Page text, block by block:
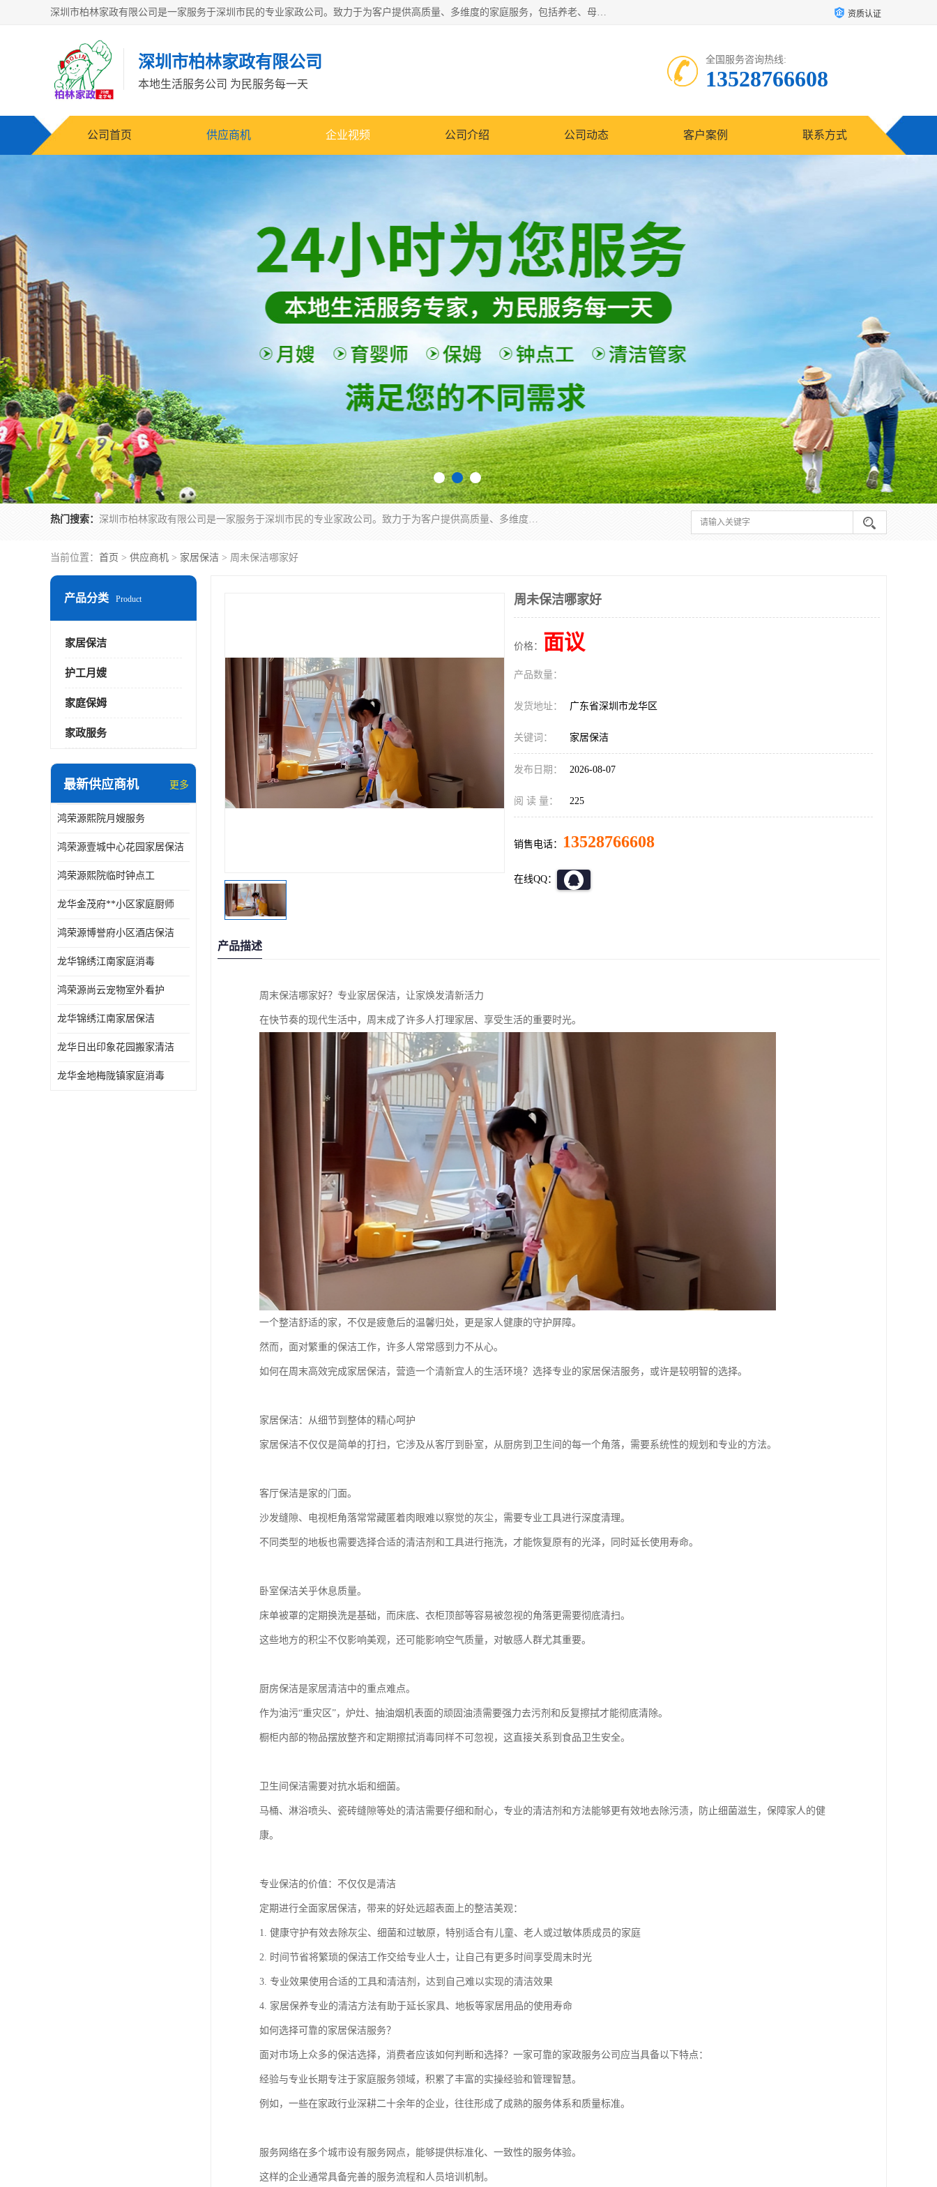
深圳市柏林家政有限公司是一家服务于深圳市民的专业家政公司。致力于为客户提供高质量、多维度的家庭服务，包括养老、母婴、月嫂育婴早教、康复理疗、家电清洗和保洁等方面的专业服务。 资质认证
深圳市柏林家政有限公司
本地生活服务公司 为民服务每一天
全国服务咨询热线:
13528766608
公司首页 供应商机 企业视频 公司介绍 公司动态 客户案例 联系方式
热门搜索： 深圳市柏林家政有限公司是一家服务于深圳市民的专业家政公司。致力于为客户提供高质量、多维度的家庭服务，包括养老、母婴、月嫂育婴早教、康复理疗、家电清洗和保洁等方面的专业服务。
当前位置： 首页 > 供应商机 > 家居保洁 > 周未保洁哪家好
产品分类 Product
家居保洁
护工月嫂
家庭保姆
家政服务
最新供应商机 更多
鸿荣源熙院月嫂服务
鸿荣源壹城中心花园家居保洁
鸿荣源熙院临时钟点工
龙华金茂府**小区家庭厨师
鸿荣源博誉府小区酒店保洁
龙华锦绣江南家庭消毒
鸿荣源尚云宠物室外看护
龙华锦绣江南家居保洁
龙华日出印象花园搬家清洁
龙华金地梅陇镇家庭消毒
周未保洁哪家好
价格： 面议
产品数量：
发货地址： 广东省深圳市龙华区
关键词： 家居保洁
发布日期： 2026-08-07
阅 读 量： 225
销售电话： 13528766608
在线QQ：
产品描述
周末保洁哪家好？专业家居保洁，让家焕发清新活力
在快节奏的现代生活中，周末成了许多人打理家居、享受生活的重要时光。
一个整洁舒适的家，不仅是疲惫后的温馨归处，更是家人健康的守护屏障。
然而，面对繁重的保洁工作，许多人常常感到力不从心。
如何在周末高效完成家居保洁，营造一个清新宜人的生活环境？选择专业的家居保洁服务，或许是较明智的选择。
家居保洁：从细节到整体的精心呵护
家居保洁不仅仅是简单的打扫，它涉及从客厅到卧室，从厨房到卫生间的每一个角落，需要系统性的规划和专业的方法。
客厅保洁是家的门面。
沙发缝隙、电视柜角落常常藏匿着肉眼难以察觉的灰尘，需要专业工具进行深度清理。
不同类型的地板也需要选择合适的清洁剂和工具进行拖洗，才能恢复原有的光泽，同时延长使用寿命。
卧室保洁关乎休息质量。
床单被罩的定期换洗是基础，而床底、衣柜顶部等容易被忽视的角落更需要彻底清扫。
这些地方的积尘不仅影响美观，还可能影响空气质量，对敏感人群尤其重要。
厨房保洁是家居清洁中的重点难点。
作为油污“重灾区”，炉灶、抽油烟机表面的顽固油渍需要强力去污剂和反复擦拭才能彻底清除。
橱柜内部的物品摆放整齐和定期擦拭消毒同样不可忽视，这直接关系到食品卫生安全。
卫生间保洁需要对抗水垢和细菌。
马桶、淋浴喷头、瓷砖缝隙等处的清洁需要仔细和耐心，专业的清洁剂和方法能够更有效地去除污渍，防止细菌滋生，保障家人的健
康。
专业保洁的价值：不仅仅是清洁
定期进行全面家居保洁，带来的好处远超表面上的整洁美观：
1. 健康守护有效去除灰尘、细菌和过敏原，特别适合有儿童、老人或过敏体质成员的家庭
2. 时间节省将繁琐的保洁工作交给专业人士，让自己有更多时间享受周末时光
3. 专业效果使用合适的工具和清洁剂，达到自己难以实现的清洁效果
4. 家居保养专业的清洁方法有助于延长家具、地板等家居用品的使用寿命
如何选择可靠的家居保洁服务？
面对市场上众多的保洁选择，消费者应该如何判断和选择？一家可靠的家政服务公司应当具备以下特点：
经验与专业长期专注于家庭服务领域，积累了丰富的实操经验和管理智慧。
例如，一些在家政行业深耕二十余年的企业，往往形成了成熟的服务体系和质量标准。
服务网络在多个城市设有服务网点，能够提供标准化、一致性的服务体验。
这样的企业通常具备完善的服务流程和人员培训机制。